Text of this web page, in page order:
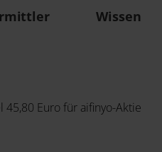
Wissen
45,80 Euro für aifinyo-Aktie